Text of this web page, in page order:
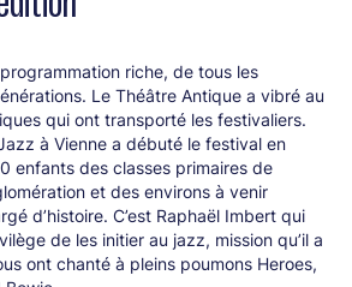
riche, de tous les
Le Théâtre Antique a vibré au
qui ont transporté les festivaliers.
à Vienne a débuté le festival en
enfants des classes primaires de
et des environs à venir
d’histoire. C’est Raphaël Imbert qui
de les initier au jazz, mission qu’il a
ont chanté à pleins poumons Heroes,